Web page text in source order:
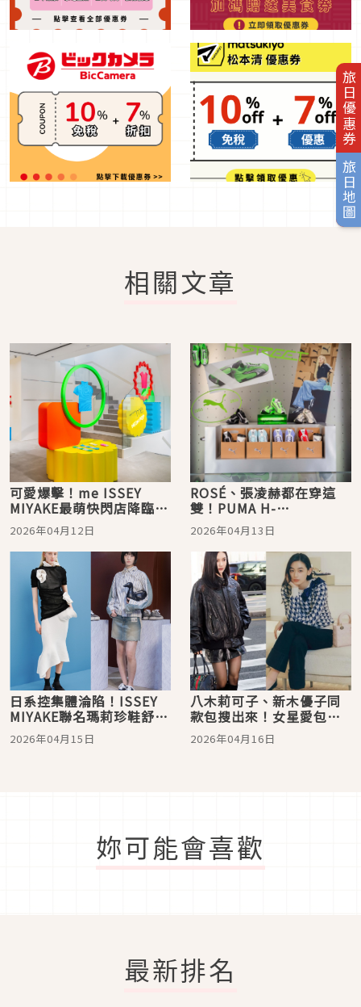
旅日優惠券
旅日地圖
相關文章
可愛爆擊！me ISSEY
MIYAKE最萌快閃店降臨、
直接被霓虹色洗版…限定
商品＋巨型扭蛋機，小心
荷包失守
2026年04月12日
ROSÉ、張凌赫都在穿這
雙！PUMA H-
STREET「潮流得來速」
現身心中山，3大亮點不衝
會後悔
2026年04月13日
日系控集體淪陷！ISSEY
MIYAKE聯名瑪莉珍鞋舒適
又時髦、MMY限定款溶解
鞋台灣買得到
2026年04月15日
八木莉可子、新木優子同
款包搜出來！女星愛包清
單曝光、Karina這顆低調
又高級
2026年04月16日
妳可能會喜歡
最新排名